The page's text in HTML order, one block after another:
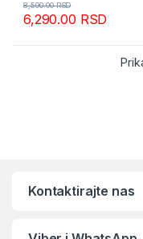
6,290.00 RSD
8,590.00RSD
Kontaktirajte nas